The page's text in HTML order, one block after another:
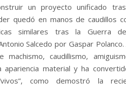
un proyecto unificado
quedó en manos de caudillos
similares tras la Guerra
Salcedo por Gaspar Polanco.
caudillismo,
material y ha
como demostró la